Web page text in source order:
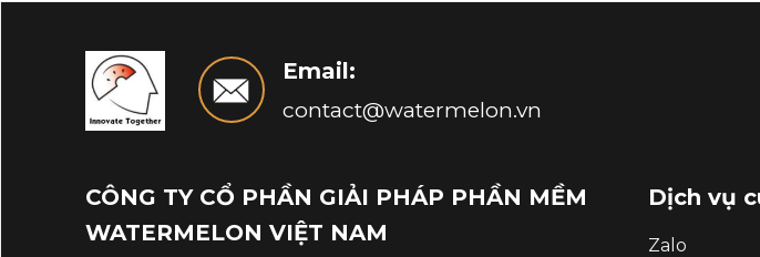
Email:
contact@watermelon.vn
CÔNG TY CỔ PHẦN GIẢI PHÁP PHẦN MỀM
WATERMELON VIỆT NAM
Dịch vụ
Zalo